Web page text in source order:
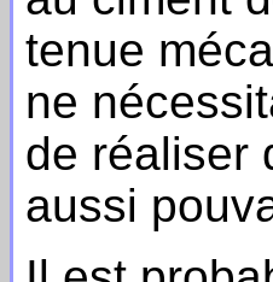
tenue
ne
de réaliser
aussi